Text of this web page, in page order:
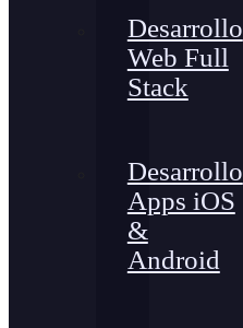
Desarrollo
Web Full
Stack
Desarrollo
Apps iOS
&
Android